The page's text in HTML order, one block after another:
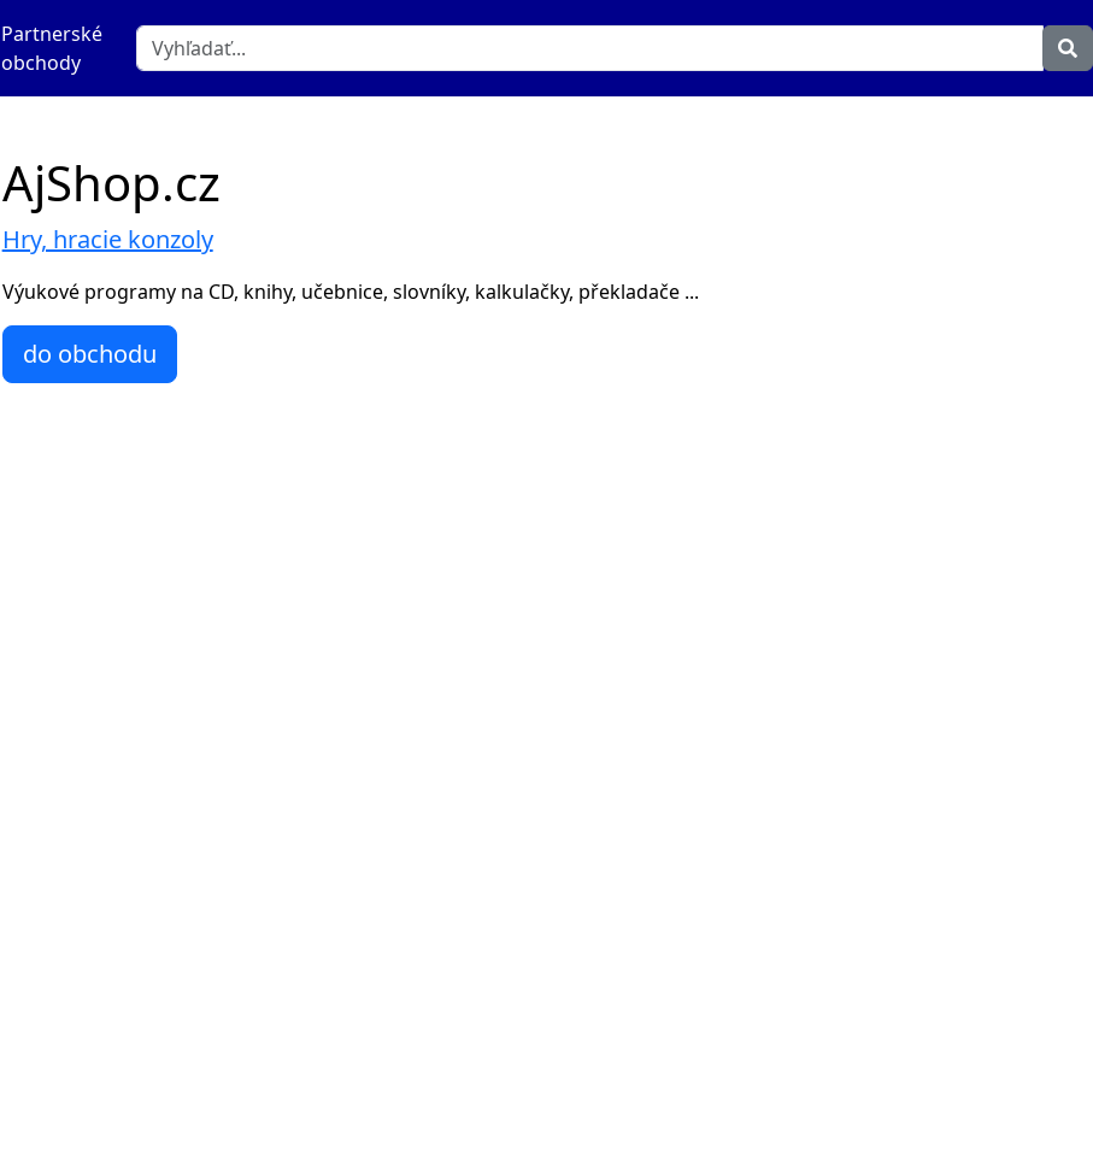
Partnerské
obchody
AjShop.cz
Hry, hracie konzoly
Výukové programy na CD, knihy, učebnice, slovníky, kalkulačky, překladače ...
do obchodu